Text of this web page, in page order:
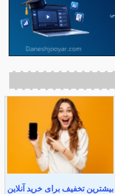
بیشترین تخفیف برای خرید آنلاین